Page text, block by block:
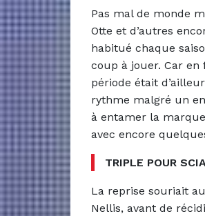
Pas mal de monde
Otte et d’autres
habitué chaque
coup à jouer. Car en
période était
rythme malgré un
à entamer la
avec encore
TRIPLE POUR
La reprise souriait
Nellis, avant de